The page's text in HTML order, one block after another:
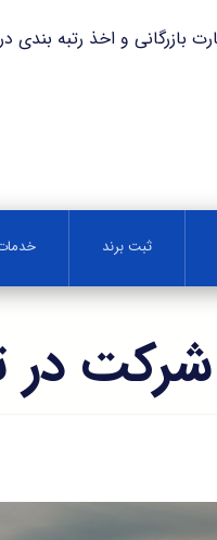
و اخذ رتبه بندی در کمترین
ثبت برند
در